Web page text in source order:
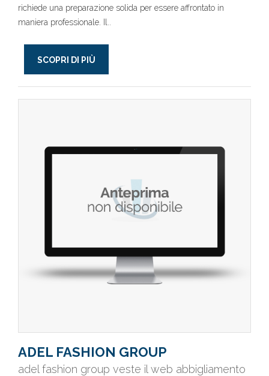
richiede una preparazione solida per essere affrontato in
maniera professionale. Il..
SCOPRI DI PIÙ
ADEL FASHION GROUP
adel fashion group veste il web abbigliamento